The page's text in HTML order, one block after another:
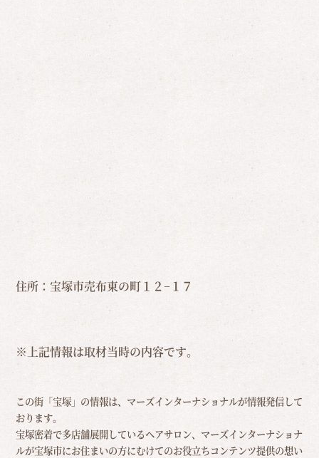
住所：宝塚市売布東の町１２−１７
※上記情報は取材当時の内容です。
この街「宝塚」の情報は、マーズインターナショナルが情報発信して
おります。
宝塚密着で多店舗展開しているヘアサロン、マーズインターナショナ
ルが宝塚市にお住まいの方にむけてのお役立ちコンテンツ提供の想い